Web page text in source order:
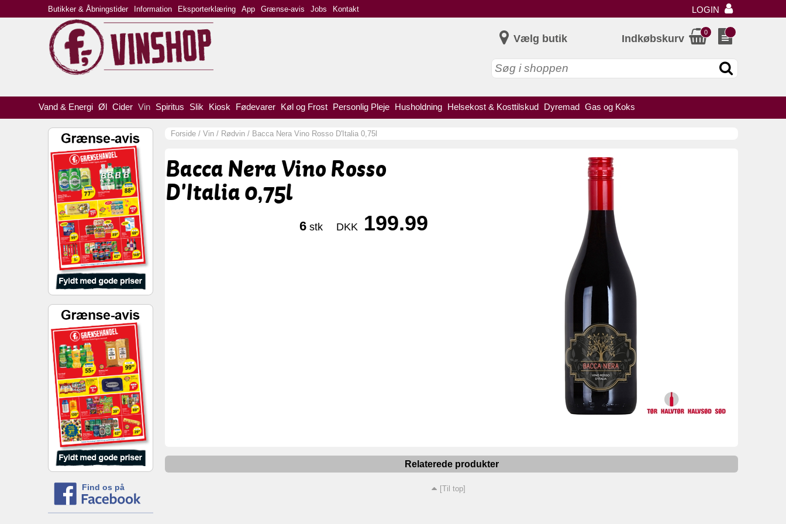
LOGIN
Vælg butik
Vand & Energi Øl Cider Vin Spiritus Slik Kiosk Fødevarer Køl og Frost Personlig Pleje Husholdning Helsekost & Kosttilskud Dyremad Gas og Koks
Indkøbskurv
0
Forside / Vin / Rødvin / Bacca Nera Vino Rosso D'Italia 0,75l
Bacca Nera Vino Rosso
D'Italia 0,75l
6 stk DKK 199.99
Relaterede produkter
[Til top]
Find os på
Butikker & Åbningstider Information Eksporterklæring App Grænse-avis Jobs Kontakt